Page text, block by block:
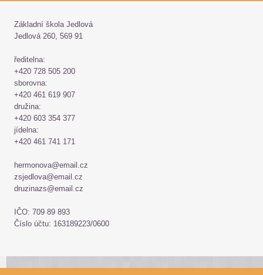
Základní škola Jedlová
Jedlová 260, 569 91
ředitelna:
+420 728 505 200
sborovna:
+420 461 619 907
družina:
+420 603 354 377
jídelna:
+420 461 741 171
hermonova@email.cz
zsjedlova@email.cz
druzinazs@email.cz
IČO: 709 89 893
Číslo účtu: 163189223/0600